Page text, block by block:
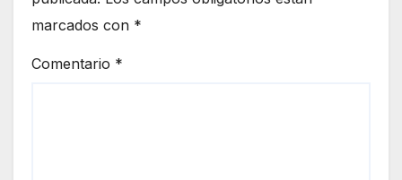
marcados con *
Comentario *